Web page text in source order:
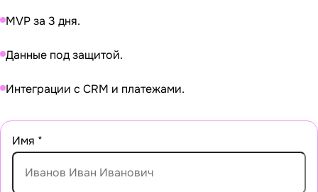
MVP за 3 дня.
Данные под защитой.
Интеграции с CRM и платежами.
Имя *